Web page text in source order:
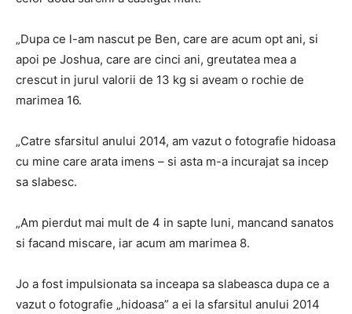
„Dupa ce l-am nascut pe Ben, care are acum opt ani, si
apoi pe Joshua, care are cinci ani, greutatea mea a
crescut in jurul valorii de 13 kg si aveam o rochie de
marimea 16.
„Catre sfarsitul anului 2014, am vazut o fotografie hidoasa
cu mine care arata imens – si asta m-a incurajat sa incep
sa slabesc.
„Am pierdut mai mult de 4 in sapte luni, mancand sanatos
si facand miscare, iar acum am marimea 8.
Jo a fost impulsionata sa inceapa sa slabeasca dupa ce a
vazut o fotografie „hidoasa” a ei la sfarsitul anului 2014